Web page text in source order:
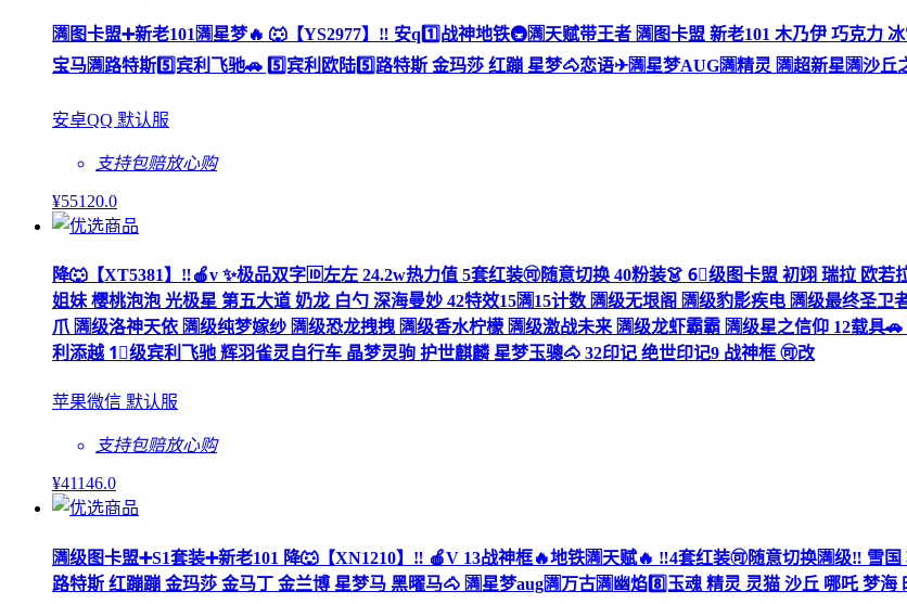
🈵图卡盟➕新老101🈵星梦🔥 🐺【YS2977】‼ 安q1️⃣战神地铁🚇🈵天赋带王者 🈵图卡盟 新老101 木乃伊 巧克力
宝马🈵路特斯5️⃣宾利飞驰🚗 5️⃣宾利欧陆5️⃣路特斯 金玛莎 红蹦 星梦🐴恋语✈🈵星梦AUG🈵精灵 🈵超新星🈵沙丘
安卓QQ 默认服
支持包赔放心购
¥55120.0
降🐺【XT5381】‼🍎v ✨极品双字🆔左左 24.2w热力值 5套红装🉑随意切换 40粉装👗 6⃣️级图卡盟 初翊 瑞拉 欧
姐妹 樱桃泡泡 光极星 第五大道 奶龙 白勺 深海曼妙 42特效15🈵15计数 🈵级无垠阁 🈵级豹影疾电 🈵级最终圣
爪 🈵级洛神天依 🈵级纯梦嫁纱 🈵级恐龙拽拽 🈵级香水柠檬 🈵级激战未来 🈵级龙虾霸霸 🈵级星之信仰 12载
利添越 1⃣️级宾利飞驰 辉羽雀灵自行车 晶梦灵驹 护世麒麟 星梦玉骢🐴 32印记 绝世印记9 战神框 🉑改
苹果微信 默认服
支持包赔放心购
¥41146.0
🈵级图卡盟➕S1套装➕新老101 降🐺【XN1210】‼ 🍎V 13战神框🔥地铁🈵天赋🔥 ‼4套红装🉑随意切换🈵级‼ 雪
路特斯 红蹦蹦 金玛莎 金马丁 金兰博 星梦马 黑曜马🐴 🈵星梦aug🈵万古🈵幽焰8️⃣玉魂 精灵 灵猫 沙丘 哪吒 梦海